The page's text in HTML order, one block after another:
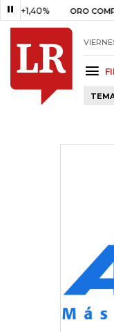
ORO COMPRA